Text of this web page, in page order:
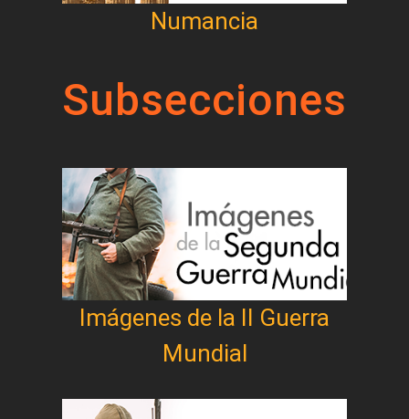
Numancia
Subsecciones
Imágenes de la II Guerra
Mundial